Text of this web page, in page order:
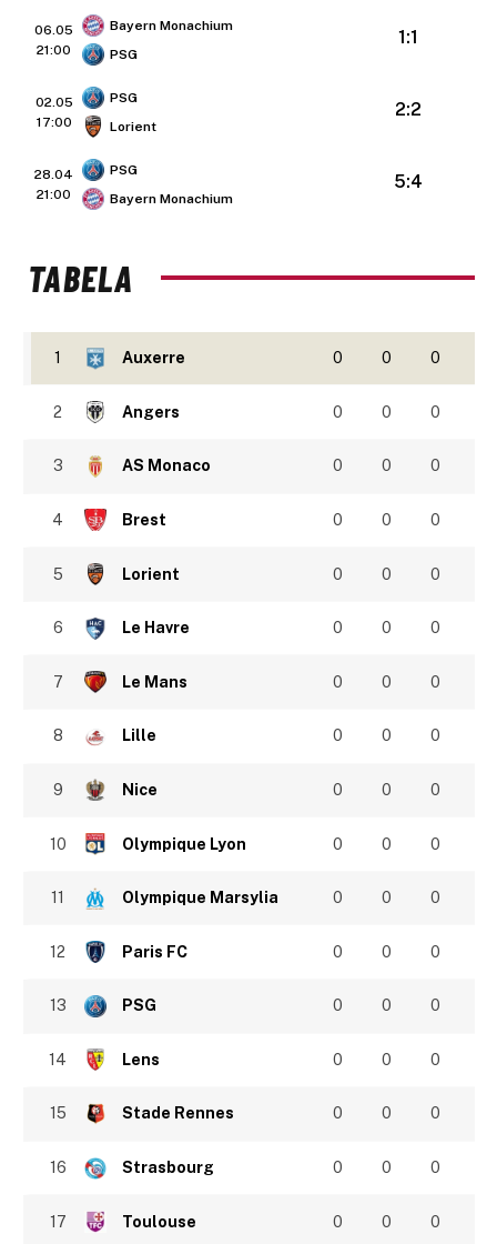
06.05
21:00
Bayern Monachium
PSG
1:1
02.05
17:00
PSG
Lorient
2:2
28.04
21:00
PSG
Bayern Monachium
5:4
TABELA
1 Auxerre 0 0 0
2 Angers 0 0 0
3 AS Monaco 0 0 0
4 Brest 0 0 0
5 Lorient 0 0 0
6 Le Havre 0 0 0
7 Le Mans 0 0 0
8 Lille 0 0 0
9 Nice 0 0 0
10 Olympique Lyon 0 0 0
11 Olympique Marsylia 0 0 0
12 Paris FC 0 0 0
13 PSG 0 0 0
14 Lens 0 0 0
15 Stade Rennes 0 0 0
16 Strasbourg 0 0 0
17 Toulouse 0 0 0